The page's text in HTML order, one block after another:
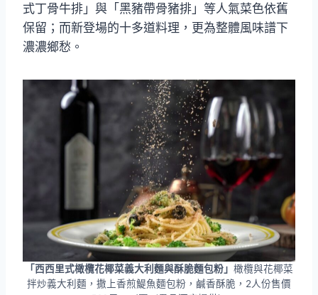
式丁骨牛排」與「黑豬帶骨豬排」等人氣菜色依舊
保留；而新登場的十多道料理，更為整體風味譜下
濃濃鄉愁。
「西西里式橄欖花椰菜義大利麵與酥脆麵包粉」 橄欖與花椰菜
拌炒義大利麵，撒上香煎鯷魚麵包粉，鹹香酥脆，2人份售價